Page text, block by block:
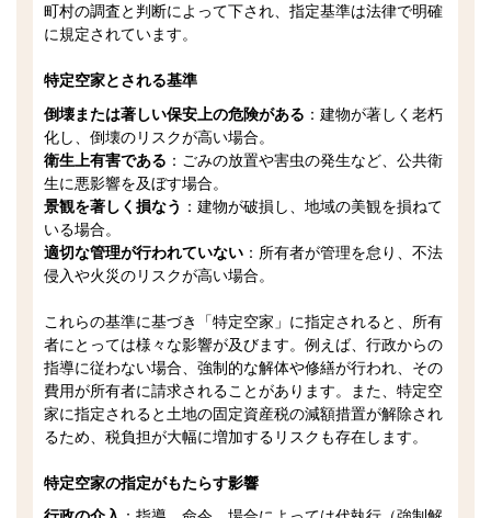
町村の調査と判断によって下され、指定基準は法律で明確
に規定されています。
特定空家とされる基準
倒壊または著しい保安上の危険がある ：建物が著しく老朽
化し、倒壊のリスクが高い場合。
衛生上有害である ：ごみの放置や害虫の発生など、公共衛
生に悪影響を及ぼす場合。
景観を著しく損なう ：建物が破損し、地域の美観を損ねて
いる場合。
適切な管理が行われていない ：所有者が管理を怠り、不法
侵入や火災のリスクが高い場合。
これらの基準に基づき「特定空家」に指定されると、所有
者にとっては様々な影響が及びます。例えば、行政からの
指導に従わない場合、強制的な解体や修繕が行われ、その
費用が所有者に請求されることがあります。また、特定空
家に指定されると土地の固定資産税の減額措置が解除され
るため、税負担が大幅に増加するリスクも存在します。
特定空家の指定がもたらす影響